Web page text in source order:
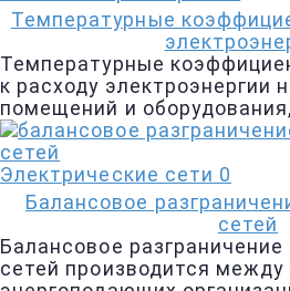
Температурные
Температурные
к расходу электроэнергии
помещений и
Электрические сети 0
Балансовое
сетей
Балансовое разграничение
сетей производится между